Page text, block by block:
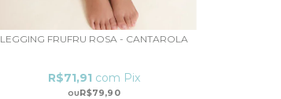
LEGGING FRUFRU ROSA - CANTAROLA
R$79,90
R$71,91 com Pix